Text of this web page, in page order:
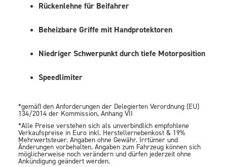
Rückenlehne für Beifahrer
Beheizbare Griffe mit Handprotektoren
Niedriger Schwerpunkt durch tiefe Motorposition
Speedlimiter
*gemäß den Anforderungen der Delegierten Verordnung (EU)
134/2014 der Kommission, Anhang VII
*Alle Preise verstehen sich als unverbindlich empfohlene
Verkaufspreise in Euro inkl. Herstellernebenkost & 19%
Mehrwertsteuer. Angaben ohne Gewähr. Irrtümer und
Änderungen vorbehalten. Angaben zum Fahrzeug können sich
möglicherweise noch verändern und dürfen jederzeit ohne
Ankündigung geändert werden.